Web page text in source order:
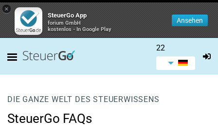
×
SteuerGo App
forium GmbH
kostenlos - In Google Play
Ansehen
22
DIE GANZE WELT DES STEUERWISSENS
SteuerGo FAQs